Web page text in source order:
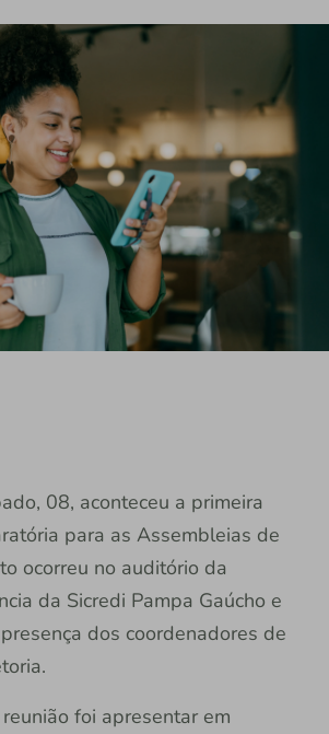
08, aconteceu a primeira
para as Assembleias de
ocorreu no auditório da
da Sicredi Pampa Gaúcho e
dos coordenadores de
foi apresentar em